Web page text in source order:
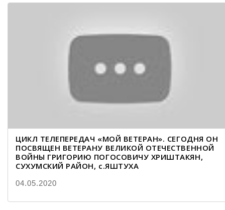
ЦИКЛ ТЕЛЕПЕРЕДАЧ «МОЙ ВЕТЕРАН». СЕГОДНЯ ОН
ПОСВЯЩЕН ВЕТЕРАНУ ВЕЛИКОЙ ОТЕЧЕСТВЕННОЙ
ВОЙНЫ ГРИГОРИЮ ПОГОСОВИЧУ ХРИШТАКЯН,
СУХУМСКИЙ РАЙОН, с.ЯШТУХА
04.05.2020